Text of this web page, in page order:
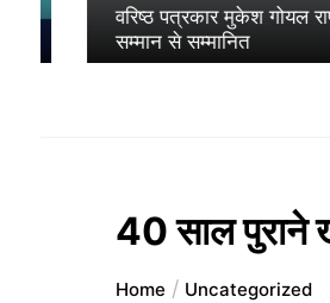
वरिष्ठ पत्रकार मुकेश गोयल
सम्मान से सम्मानित
40 साल पुराने
Home Uncategorized